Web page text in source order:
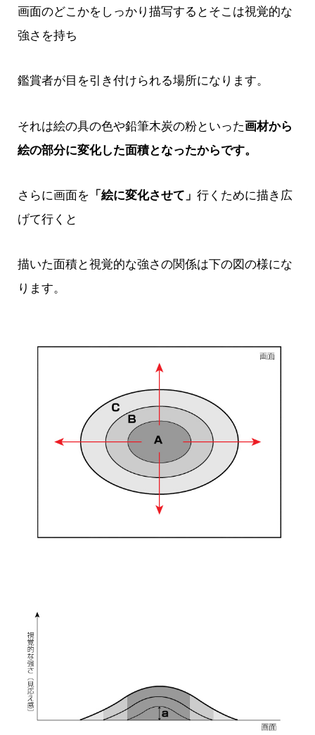
画面のどこかをしっかり描写するとそこは視覚的な
強さを持ち
鑑賞者が目を引き付けられる場所になります。
それは絵の具の色や鉛筆木炭の粉といった画材から
絵の部分に変化した面積となったからです。
さらに画面を 「絵に変化させて」 行くために描き広
げて行くと
描いた面積と視覚的な強さの関係は下の図の様にな
ります。